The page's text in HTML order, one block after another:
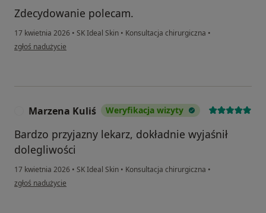
Zdecydowanie polecam.
17 kwietnia 2026 • SK Ideal Skin • Konsultacja chirurgiczna •
w opinii użytkownika Olga
zgłoś nadużycie
Marzena Kuliś Weryfikacja wizyty
Bardzo przyjazny lekarz, dokładnie wyjaśnił
dolegliwości
17 kwietnia 2026 • SK Ideal Skin • Konsultacja chirurgiczna •
w opinii użytkownika Marzena Kuliś
zgłoś nadużycie